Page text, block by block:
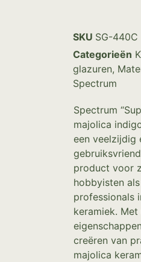
SKU SG-440C
Categorieën
glazuren,
Spectrum
Spectrum
majolica
een veelzijdig
product voor
hobbyisten als
professionals
keramiek.
creëren van
majolica